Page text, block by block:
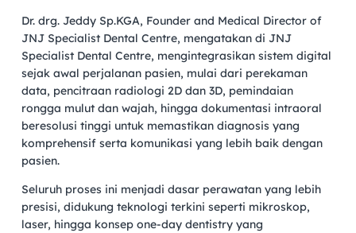
Dr. drg. Jeddy Sp.KGA, Founder and Medical Director of
JNJ Specialist Dental Centre, mengatakan di JNJ
Specialist Dental Centre, mengintegrasikan sistem digital
sejak awal perjalanan pasien, mulai dari perekaman
data, pencitraan radiologi 2D dan 3D, pemindaian
rongga mulut dan wajah, hingga dokumentasi intraoral
beresolusi tinggi untuk memastikan diagnosis yang
komprehensif serta komunikasi yang lebih baik dengan
pasien.
Seluruh proses ini menjadi dasar perawatan yang lebih
presisi, didukung teknologi terkini seperti mikroskop,
laser, hingga konsep one-day dentistry yang